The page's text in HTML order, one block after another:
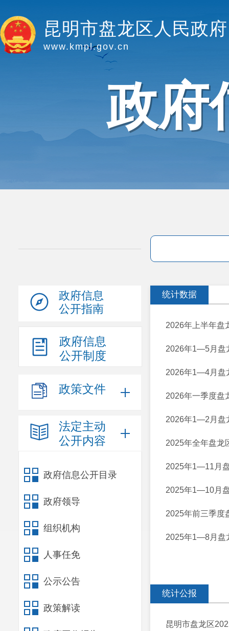
昆明市盘龙区人民政府
www.kmpl.gov.cn
政府
政府信息
公开指南
政府信息
公开制度
政策文件
法定主动
公开内容
政府信息公开目录
政府领导
组织机构
人事任免
公示公告
政策解读
统计数据
2026年上半年盘
2026年1—5月盘
2026年1—4月盘
2026年一季度盘
2026年1—2月盘
2025年全年盘龙
2025年1—11月
2025年1—10月
2025年前三季度
2025年1—8月盘
统计公报
昆明市盘龙区